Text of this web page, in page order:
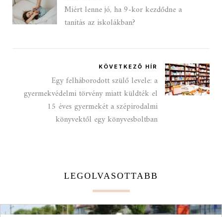
Miért lenne jó, ha 9-kor kezdődne a
tanítás az iskolákban?
KÖVETKEZŐ HÍR
Egy felháborodott szülő levele: a
gyermekvédelmi törvény miatt küldték el
15 éves gyermekét a szépirodalmi
könyvektől egy könyvesboltban
LEGOLVASOTTABB